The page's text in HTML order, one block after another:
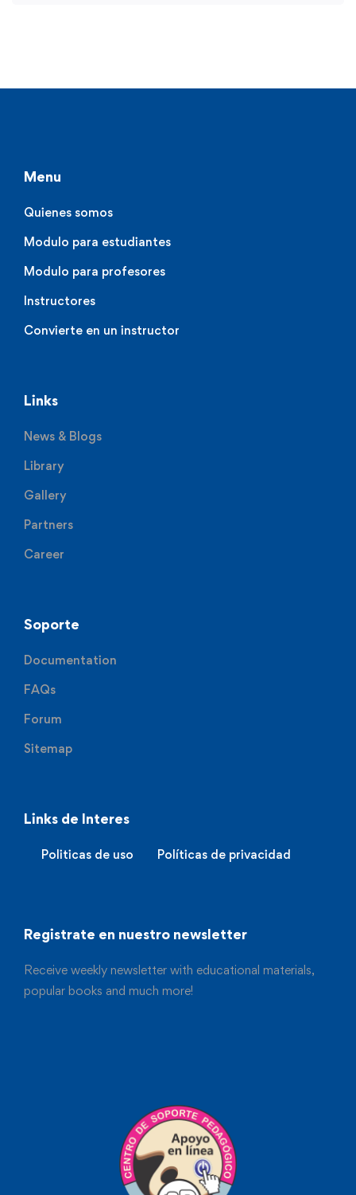
Menu
Quienes somos
Modulo para estudiantes
Modulo para profesores
Instructores
Convierte en un instructor
Links
News & Blogs
Library
Gallery
Partners
Career
Soporte
Documentation
FAQs
Forum
Sitemap
Links de Interes
Politicas de uso Políticas de privacidad
Registrate en nuestro newsletter
Receive weekly newsletter with educational materials,
popular books and much more!